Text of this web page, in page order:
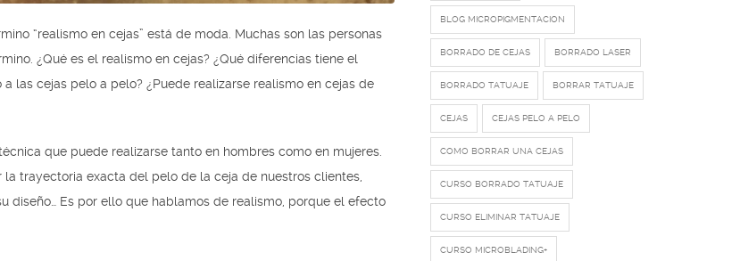
“realismo en cejas” está de moda. Muchas son las personas
¿Qué es el realismo en cejas? ¿Qué diferencias tiene el
las cejas pelo a pelo? ¿Puede realizarse realismo en cejas de
que puede realizarse tanto en hombres como en mujeres.
trayectoria exacta del pelo de la ceja de nuestros clientes,
diseño… Es por ello que hablamos de realismo, porque el efecto
BLOG MICROPIGMENTACION
BORRADO DE CEJAS BORRADO LASER
BORRADO TATUAJE BORRAR TATUAJE
CEJAS CEJAS PELO A PELO
COMO BORRAR UNA CEJAS
CURSO BORRADO TATUAJE
CURSO ELIMINAR TATUAJE
CURSO MICROBLADING+